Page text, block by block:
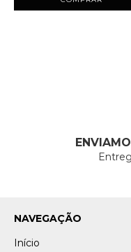
NAVEGAÇÃO
Início